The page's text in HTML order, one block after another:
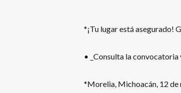
*¡Tu lugar está asegurado!
• _Consulta la convocatoria
*Morelia, Michoacán, 12 de